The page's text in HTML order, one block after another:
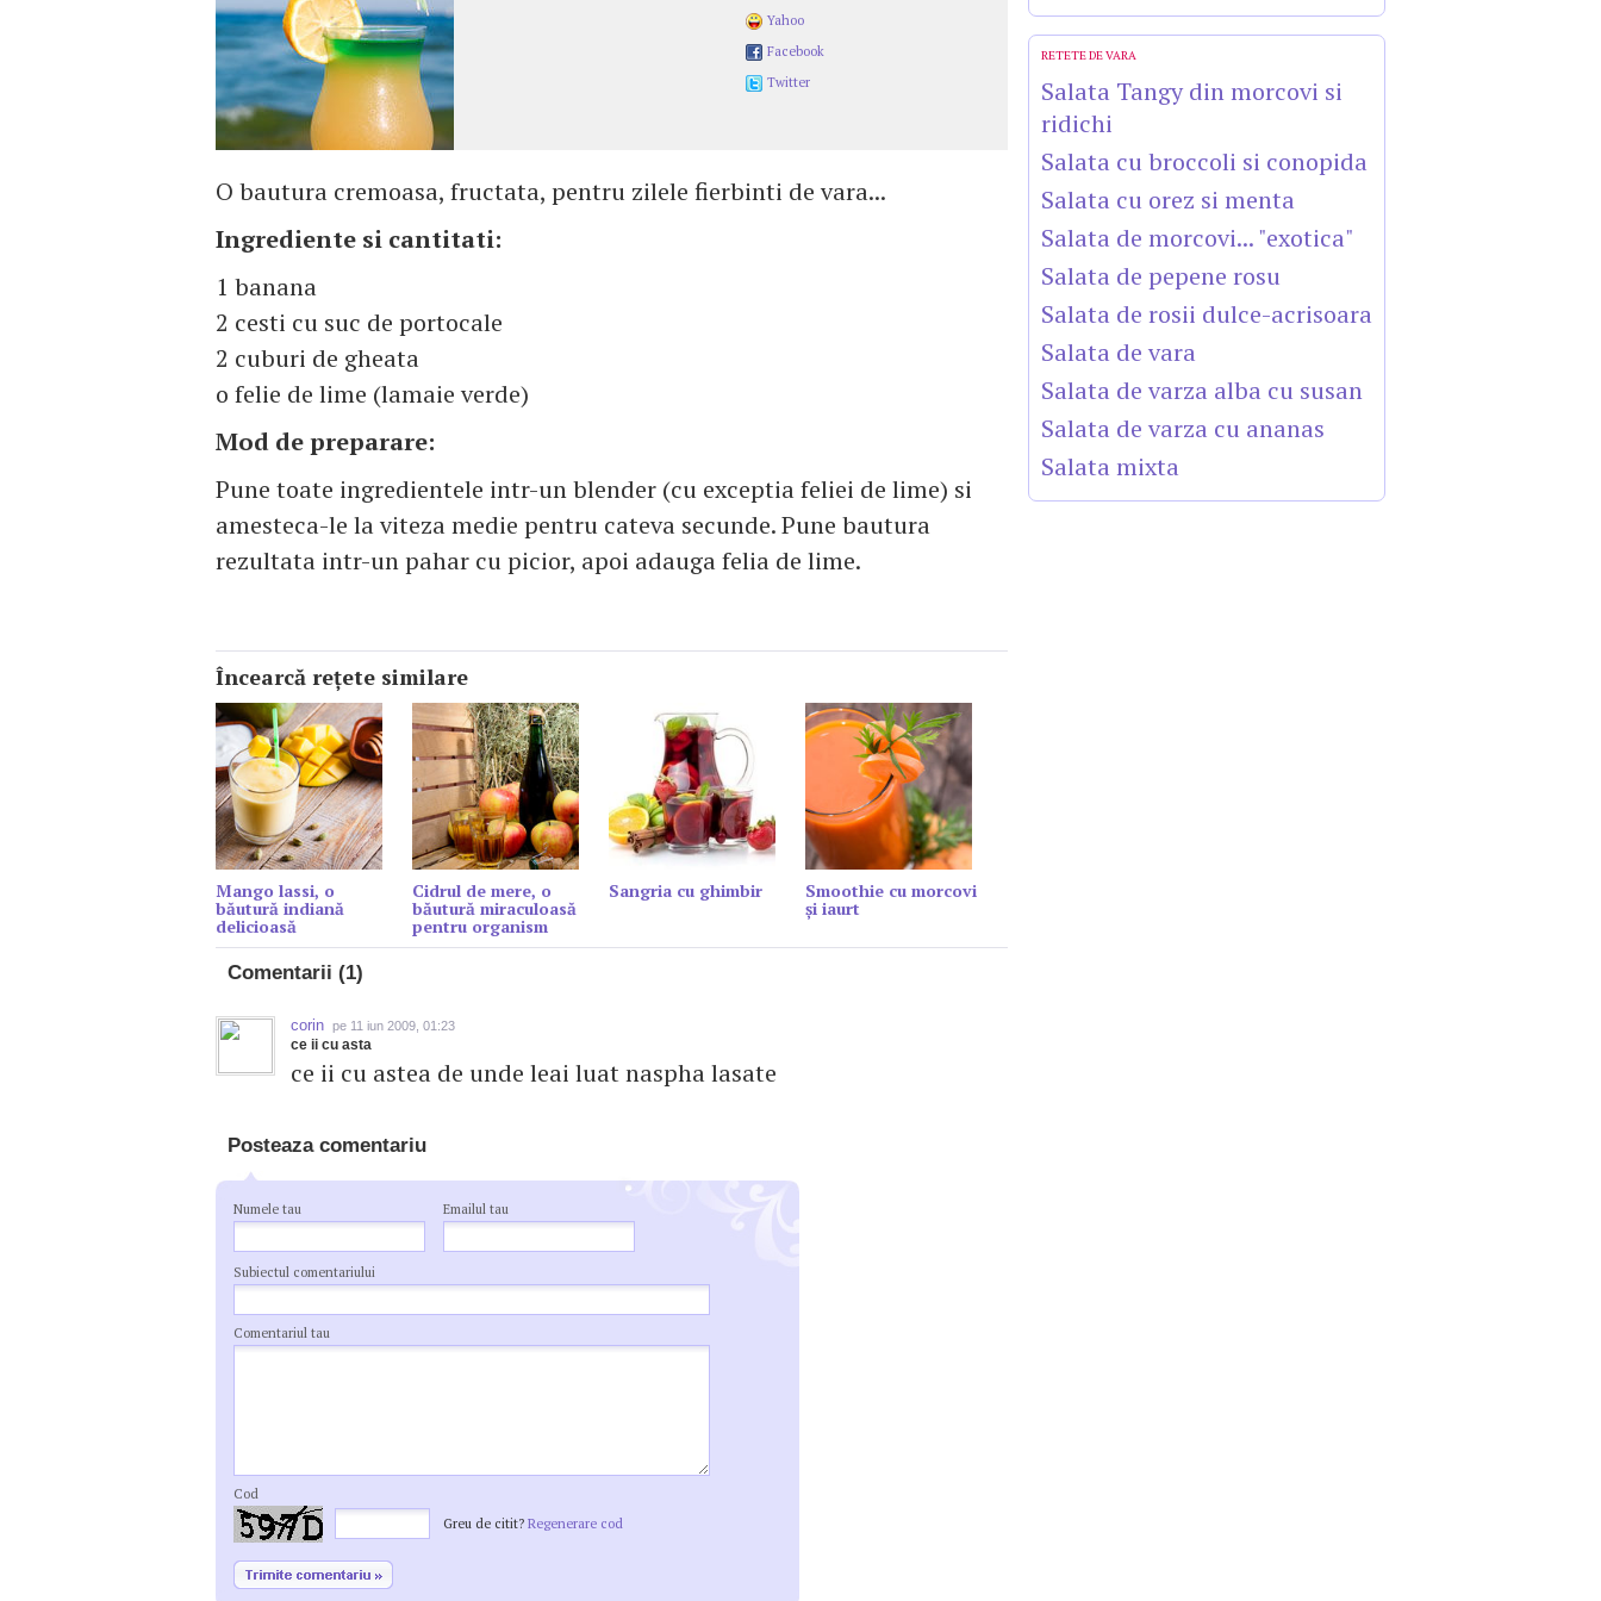
Yahoo
Facebook
Twitter
O bautura cremoasa, fructata, pentru zilele fierbinti de vara...
Ingrediente si cantitati:
1 banana
2 cesti cu suc de portocale
2 cuburi de gheata
o felie de lime (lamaie verde)
Mod de preparare:
Pune toate ingredientele intr-un blender (cu exceptia feliei de lime) si
amesteca-le la viteza medie pentru cateva secunde. Pune bautura
rezultata intr-un pahar cu picior, apoi adauga felia de lime.
Încearcă reţete similare
Mango lassi, o
băutură indiană
delicioasă
Cidrul de mere, o
băutură miraculoasă
pentru organism
Sangria cu ghimbir Smoothie cu morcovi
şi iaurt
Comentarii (1)
corin pe 11 iun 2009, 01:23
ce ii cu asta
ce ii cu astea de unde leai luat naspha lasate
Posteaza comentariu
Numele tau Emailul tau
Subiectul comentariului
Comentariul tau
Cod
Greu de citit? Regenerare cod
RETETE DE VARA
Salata Tangy din morcovi si
ridichi
Salata cu broccoli si conopida
Salata cu orez si menta
Salata de morcovi... "exotica"
Salata de pepene rosu
Salata de rosii dulce-acrisoara
Salata de vara
Salata de varza alba cu susan
Salata de varza cu ananas
Salata mixta